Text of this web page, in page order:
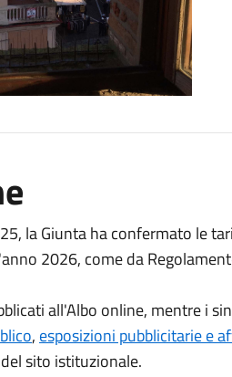
la Giunta ha confermato le
2026, come da
all'Albo online, mentre i
, esposizioni pubblicitarie e
sito istituzionale.